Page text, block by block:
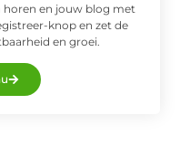
horen en jouw blog met
knop en zet de
en groei.